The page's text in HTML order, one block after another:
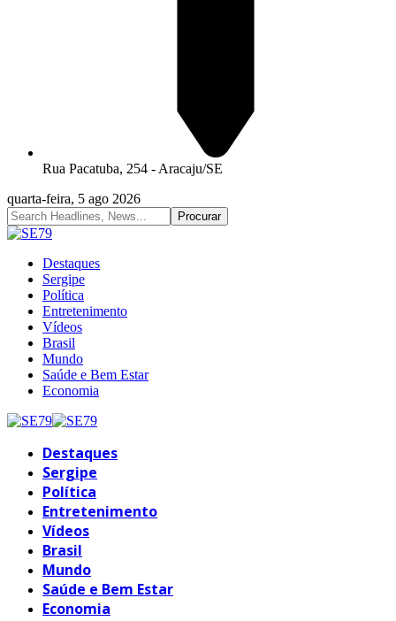
Rua Pacatuba, 254 - Aracaju/SE
quarta-feira, 5 ago 2026
Destaques
Sergipe
Política
Entretenimento
Vídeos
Brasil
Mundo
Saúde e Bem Estar
Economia
Destaques
Sergipe
Política
Entretenimento
Vídeos
Brasil
Mundo
Saúde e Bem Estar
Economia